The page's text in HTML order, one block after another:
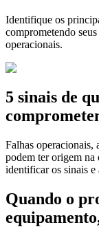
Identifique os
comprometendo
operacionais.
5 sinais de
Falhas operacionais,
podem ter origem
identificar os sinais e
Quando o